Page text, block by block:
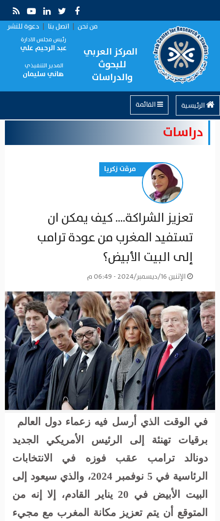
من نحن | اتصل بنا | دعوة للنشر
المركز العربي
للبحوث
والدراسات
رئيس مجلس الادارة
عبد الرحيم علي
المدير التنفيذي
هاني سليمان
الرئيسية
دراسات
مرﭬت زكريا
تعزيز الشراكة.... كيف يمكن ان
تستفيد المغرب من عودة ترامب
إلى البيت الأبيض؟
الإثنين 16/ديسمبر/2024 - 06:49 م
في الوقت الذي أرسل فيه زعماء دول العالم
برقيات تهنئة إلى الرئيس الأمريكي الجديد
دونالد ترامب عقب فوزه في الانتخابات
الرئاسية في 5 نوفمبر 2024، والذي سيعود إلى
البيت الأبيض في 20 يناير القادم، إلا إنه من
المتوقع أن يتم تعزيز مكانة المغرب مع مجيء